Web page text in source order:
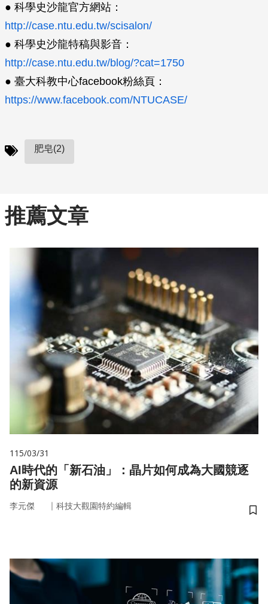
● 科學史沙龍官方網站：
http://case.ntu.edu.tw/scisalon/
● 科學史沙龍特稿與影音：
http://case.ntu.edu.tw/blog/?cat=1750
● 臺大科教中心facebook粉絲頁：
https://www.facebook.com/NTUCASE/
肥皂(2)
推薦文章
115/03/31
AI時代的「新石油」：晶片如何成為大國競逐
的新資源
李元傑 ｜ 科技大觀園特約編輯
儲